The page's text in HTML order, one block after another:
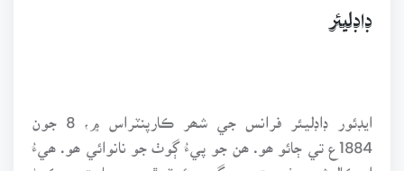
ڊاڊليئر
1884ع تي ڄائو ھو. ھن جو پيءُ ڳوٺ جو نانوائي ھو. ھيءُ
اسڪالرشپ وٺي پڙھيو، گريجوئيٽ ٿيو، ۽ ماستري ڪرڻ